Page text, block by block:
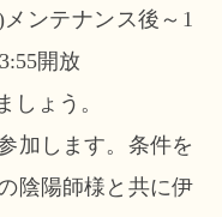
ンテナンス後～1
開放
しょう。
加します。条件を
陰陽師様と共に伊